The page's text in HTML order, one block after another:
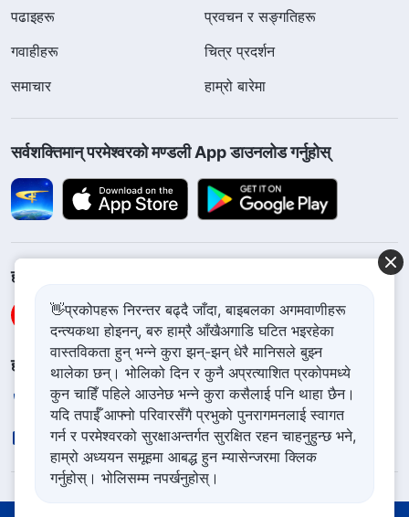
पढाइहरू
प्रवचन र सङ्गतिहरू
गवाहीहरू
चित्र प्रदर्शन
समाचार
हाम्रो बारेमा
सर्वशक्तिमान्‌ परमेश्‍वरको मण्डली App डाउनलोड गर्नुहोस्
हामीलाई फलो गर्नुहोस्
हामीलाई सम्पर्क गर्नुहोस
+977-981-140-9021
contact.ne@godfootsteps.org
👋प्रकोपहरू निरन्तर बढ्दै जाँदा, बाइबलका अगमवाणीहरू
दन्त्यकथा होइनन्, बरु हाम्रै आँखैअगाडि घटित भइरहेका
वास्तविकता हुन् भन्ने कुरा झन्-झन् धेरै मानिसले बुझ्न
थालेका छन्। भोलिको दिन र कुनै अप्रत्याशित प्रकोपमध्ये
कुन चाहिँ पहिले आउनेछ भन्ने कुरा कसैलाई पनि थाहा छैन।
यदि तपाईँ आफ्नो परिवारसँगै प्रभुको पुनरागमनलाई स्वागत
गर्न र परमेश्‍वरको सुरक्षाअन्तर्गत सुरक्षित रहन चाहनुहुन्छ भने,
हाम्रो अध्ययन समूहमा आबद्ध हुन म्यासेन्जरमा क्लिक
गर्नुहोस्। भोलिसम्म नपर्खनुहोस्।